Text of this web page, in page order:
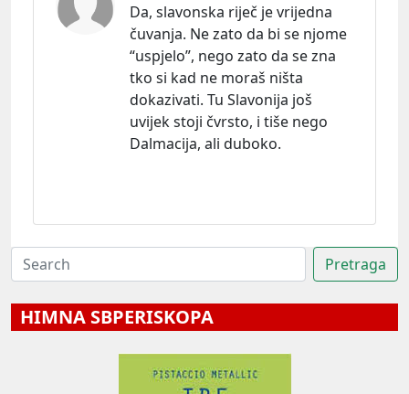
Da, slavonska riječ je vrijedna
čuvanja. Ne zato da bi se njome
“uspjelo”, nego zato da se zna
tko si kad ne moraš ništa
dokazivati. Tu Slavonija još
uvijek stoji čvrsto, i tiše nego
Dalmacija, ali duboko.
HIMNA SBPERISKOPA